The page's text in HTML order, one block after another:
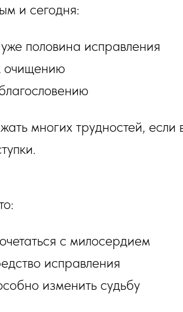
и сегодня:
половина исправления
очищению
многих трудностей, если
с милосердием
исправления
изменить судьбу